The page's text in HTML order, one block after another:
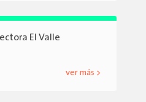
El Valle
ver más >